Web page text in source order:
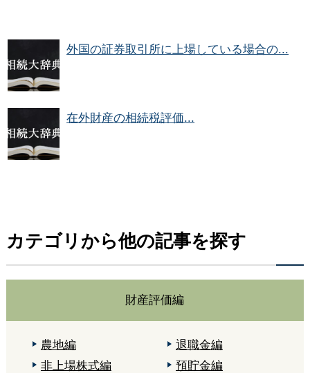
外国の証券取引所に上場している場合の...
在外財産の相続税評価...
カテゴリから他の記事を探す
財産評価編
農地編
退職金編
非上場株式編
預貯金編